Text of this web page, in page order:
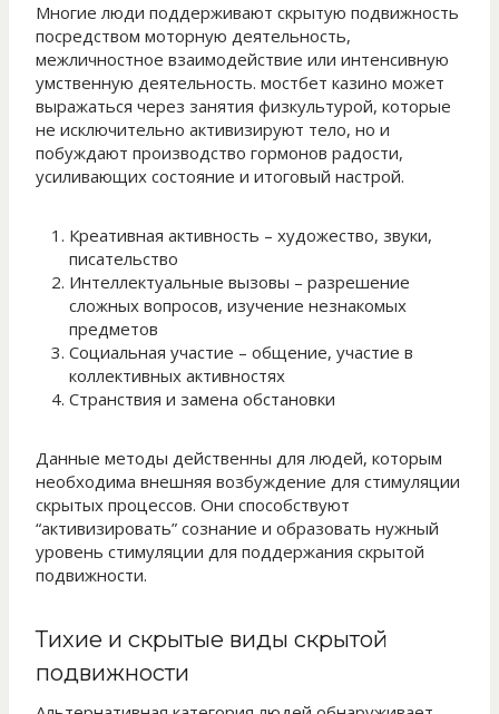
Многие люди поддерживают скрытую подвижность
посредством моторную деятельность,
межличностное взаимодействие или интенсивную
умственную деятельность. мостбет казино может
выражаться через занятия физкультурой, которые
не исключительно активизируют тело, но и
побуждают производство гормонов радости,
усиливающих состояние и итоговый настрой.
Креативная активность – художество, звуки,
писательство
Интеллектуальные вызовы – разрешение
сложных вопросов, изучение незнакомых
предметов
Социальная участие – общение, участие в
коллективных активностях
Странствия и замена обстановки
Данные методы действенны для людей, которым
необходима внешняя возбуждение для стимуляции
скрытых процессов. Они способствуют
“активизировать” сознание и образовать нужный
уровень стимуляции для поддержания скрытой
подвижности.
Тихие и скрытые виды скрытой
подвижности